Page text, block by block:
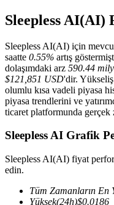
USDT Vadeli
COIN-M Vadeli
Sleepless AI(AI)
Sleepless AI(AI) için
saatte 0.55% artış
dolaşımdaki arz 590.44
$121,851 USD'dir.
olumlu kısa vadeli piyasa
piyasa trendlerini ve
ticaret platformunda gerçek
Sleepless AI Grafik
Sleepless AI(AI) fiyat
edin.
Tüm Zamanların En
Yüksek(24h)$0.0186